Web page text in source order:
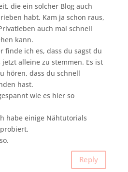
die ein solcher Blog auch
habt. Kam ja schon raus,
auch mal schnell
kann.
finde ich es, dass du sagst du
jetzt alleine zu stemmen. Es ist
hören, dass du schnell
hast.
wie es hier so
habe einige Nähtutorials
Reply